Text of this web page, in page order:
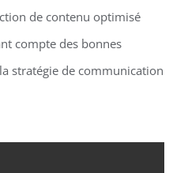
de contenu optimisé
compte des bonnes
stratégie de communication